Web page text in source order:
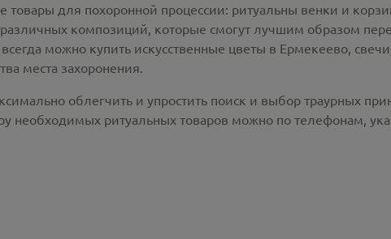
товары для похоронной процессии: ритуальны венки и
композиций, которые смогут лучшим образом
можно купить искусственные цветы в Ермекеево,
места захоронения.
облегчить и упростить поиск и выбор траурных
необходимых ритуальных товаров можно по телефонам,